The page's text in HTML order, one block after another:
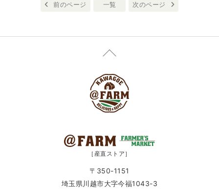
前のページ 一覧 次のページ
［産直ストア］
〒350-1151
埼玉県川越市大字今福1043-3